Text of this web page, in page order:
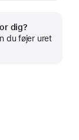
dig?
du føjer uret